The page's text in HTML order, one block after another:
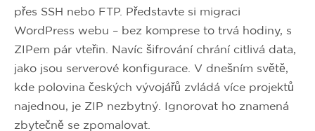
přes SSH nebo FTP. Představte si migraci
WordPress webu – bez komprese to trvá hodiny, s
ZIPem pár vteřin. Navíc šifrování chrání citlivá data,
jako jsou serverové konfigurace. V dnešním světě,
kde polovina českých vývojářů zvládá více projektů
najednou, je ZIP nezbytný. Ignorovat ho znamená
zbytečně se zpomalovat.